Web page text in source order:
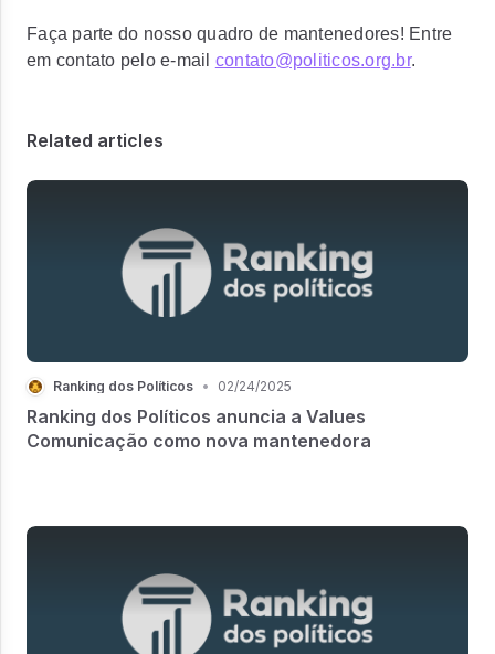
Faça parte do nosso quadro de mantenedores! Entre
em contato pelo e-mail contato@politicos.org.br.
Related articles
Ranking dos Políticos • 02/24/2025
Ranking dos Políticos anuncia a Values
Comunicação como nova mantenedora